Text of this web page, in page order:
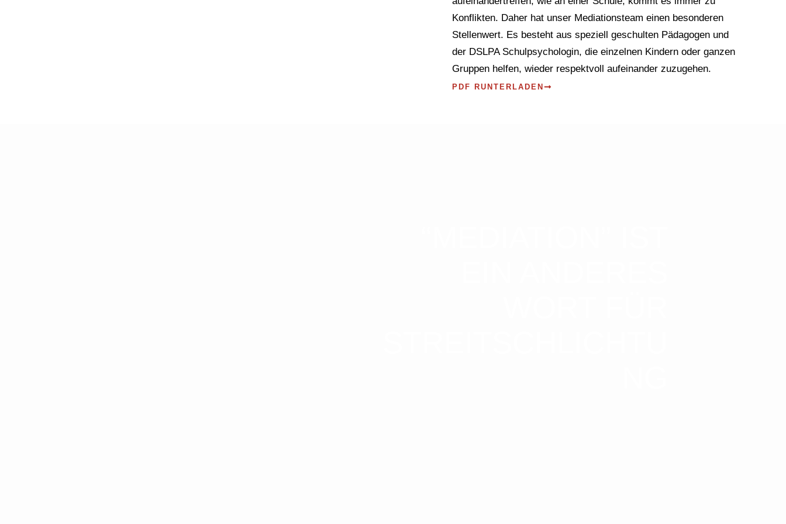
Konflikten. Daher hat unser Mediationsteam einen besonderen
Stellenwert. Es besteht aus speziell geschulten Pädagogen und
der DSLPA Schulpsychologin, die einzelnen Kindern oder ganzen
Gruppen helfen, wieder respektvoll aufeinander zuzugehen.
PDF RUNTERLADEN